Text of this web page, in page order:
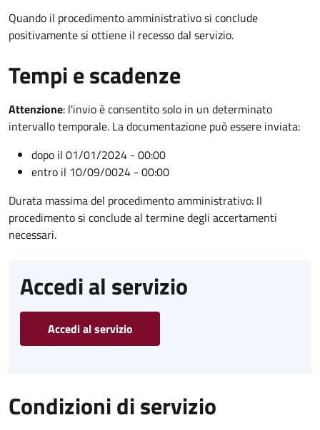
Quando il procedimento amministrativo si conclude
positivamente si ottiene il recesso dal servizio.
Tempi e scadenze
Attenzione: l'invio è consentito solo in un determinato
intervallo temporale. La documentazione può essere inviata:
dopo il 01/01/2024 - 00:00
entro il 10/09/0024 - 00:00
Durata massima del procedimento amministrativo: Il
procedimento si conclude al termine degli accertamenti
necessari.
Accedi al servizio
Accedi al servizio
Condizioni di servizio